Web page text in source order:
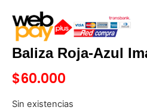
Baliza Roja-Azul
$60.000
Sin existencias